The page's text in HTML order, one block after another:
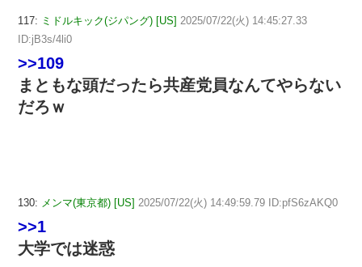
117: ミドルキック(ジパング) [US] 2025/07/22(火) 14:45:27.33
ID:jB3s/4li0
>>109
まともな頭だったら共産党員なんてやらない
だろｗ
130: メンマ(東京都) [US] 2025/07/22(火) 14:49:59.79 ID:pfS6zAKQ0
>>1
大学では迷惑